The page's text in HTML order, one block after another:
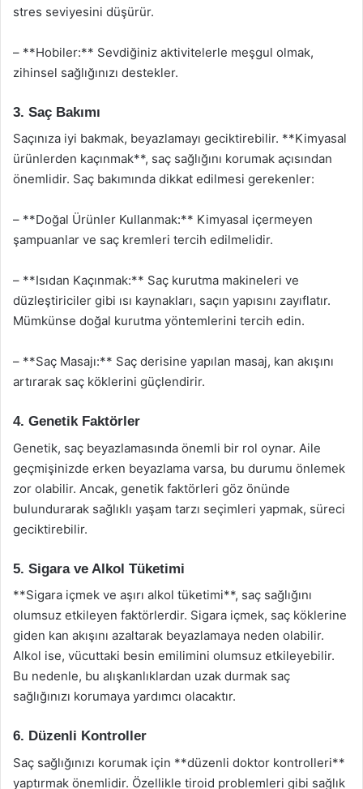
stres seviyesini düşürür.
– **Hobiler:** Sevdiğiniz aktivitelerle meşgul olmak,
zihinsel sağlığınızı destekler.
3. Saç Bakımı
Saçınıza iyi bakmak, beyazlamayı geciktirebilir. **Kimyasal
ürünlerden kaçınmak**, saç sağlığını korumak açısından
önemlidir. Saç bakımında dikkat edilmesi gerekenler:
– **Doğal Ürünler Kullanmak:** Kimyasal içermeyen
şampuanlar ve saç kremleri tercih edilmelidir.
– **Isıdan Kaçınmak:** Saç kurutma makineleri ve
düzleştiriciler gibi ısı kaynakları, saçın yapısını zayıflatır.
Mümkünse doğal kurutma yöntemlerini tercih edin.
– **Saç Masajı:** Saç derisine yapılan masaj, kan akışını
artırarak saç köklerini güçlendirir.
4. Genetik Faktörler
Genetik, saç beyazlamasında önemli bir rol oynar. Aile
geçmişinizde erken beyazlama varsa, bu durumu önlemek
zor olabilir. Ancak, genetik faktörleri göz önünde
bulundurarak sağlıklı yaşam tarzı seçimleri yapmak, süreci
geciktirebilir.
5. Sigara ve Alkol Tüketimi
**Sigara içmek ve aşırı alkol tüketimi**, saç sağlığını
olumsuz etkileyen faktörlerdir. Sigara içmek, saç köklerine
giden kan akışını azaltarak beyazlamaya neden olabilir.
Alkol ise, vücuttaki besin emilimini olumsuz etkileyebilir.
Bu nedenle, bu alışkanlıklardan uzak durmak saç
sağlığınızı korumaya yardımcı olacaktır.
6. Düzenli Kontroller
Saç sağlığınızı korumak için **düzenli doktor kontrolleri**
yaptırmak önemlidir. Özellikle tiroid problemleri gibi sağlık